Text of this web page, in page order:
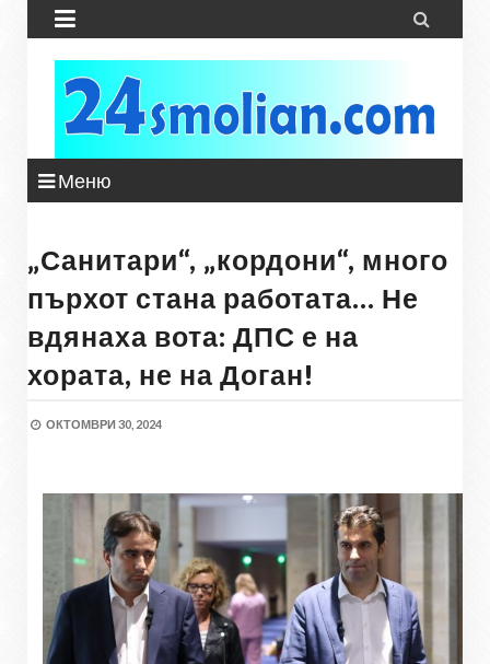
 
Меню
„Санитари“, „кордони“, много
пърхот стана работата… Не
вдянаха вота: ДПС е на
хората, не на Доган!
ОКТОМВРИ 30, 2024